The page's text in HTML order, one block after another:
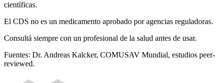
científicas.
El CDS no es un medicamento aprobado por agencias reguladoras.
Consultá siempre con un profesional de la salud antes de usar.
Fuentes: Dr. Andreas Kalcker, COMUSAV Mundial, estudios peer-
reviewed.